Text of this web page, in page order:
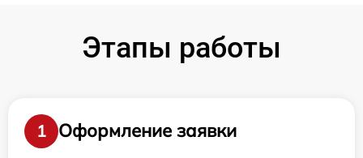
Этапы работы
1
Оформление заявки